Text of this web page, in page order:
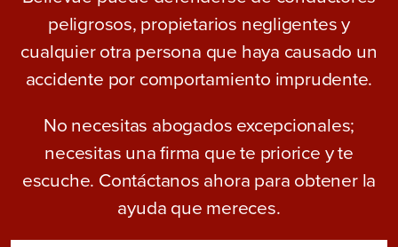
peligrosos, propietarios negligentes y
cualquier otra persona que haya causado un
accidente por comportamiento imprudente.
No necesitas abogados excepcionales;
necesitas una firma que te priorice y te
escuche. Contáctanos ahora para obtener la
ayuda que mereces.